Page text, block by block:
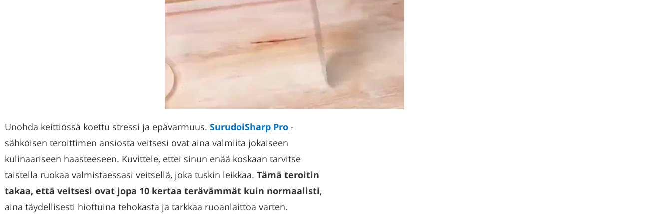
Unohda keittiössä koettu stressi ja epävarmuus. SurudoiSharp Pro -
sähköisen teroittimen ansiosta veitsesi ovat aina valmiita jokaiseen
kulinaariseen haasteeseen. Kuvittele, ettei sinun enää koskaan tarvitse
taistella ruokaa valmistaessasi veitsellä, joka tuskin leikkaa. Tämä teroitin
takaa, että veitsesi ovat jopa 10 kertaa terävämmät kuin normaalisti,
aina täydellisesti hiottuina tehokasta ja tarkkaa ruoanlaittoa varten.